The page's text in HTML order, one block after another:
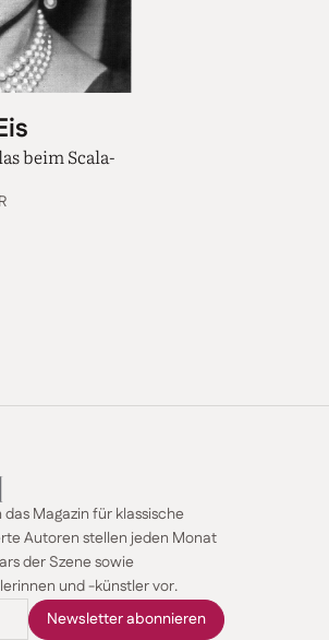
beim Scala-
Magazin für klassische
Autoren stellen jeden Monat
der Szene sowie
und -künstler vor.